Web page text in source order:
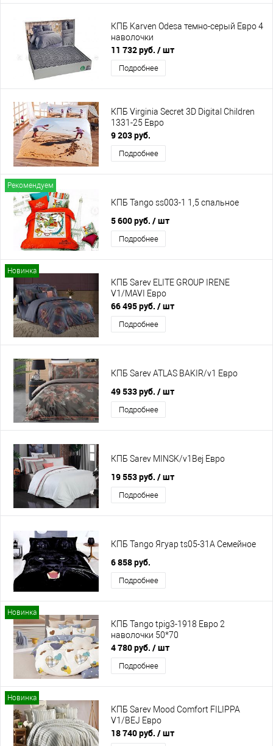
КПБ Karven Odesa темно-серый Евро 4
наволочки
11 732 руб. / шт
Подробнее
КПБ Virginia Secret 3D Digital Children
1331-25 Евро
9 203 руб.
Подробнее
Рекомендуем
КПБ Tango ss003-1 1,5 спальное
5 600 руб. / шт
Подробнее
Новинка
КПБ Sarev ELITE GROUP IRENE
V1/MAVI Евро
66 495 руб. / шт
Подробнее
КПБ Sarev ATLAS BAKIR/v1 Евро
49 533 руб. / шт
Подробнее
КПБ Sarev MINSK/v1Bej Евро
19 553 руб. / шт
Подробнее
КПБ Tango Ягуар ts05-31A Семейное
6 858 руб.
Подробнее
Новинка
КПБ Tango tpig3-1918 Евро 2
наволочки 50*70
4 780 руб. / шт
Подробнее
Новинка
КПБ Sarev Mood Comfort FILIPPA
V1/BEJ Евро
18 740 руб. / шт